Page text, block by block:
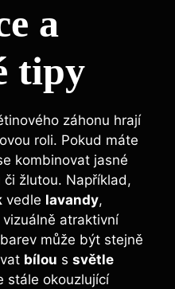
a
tipy
záhonu hrají
roli. Pokud máte
kombinovat jasné
žlutou. Například,
vedle lavandy,
atraktivní
může být stejně
bílou s světle
stále okouzlující